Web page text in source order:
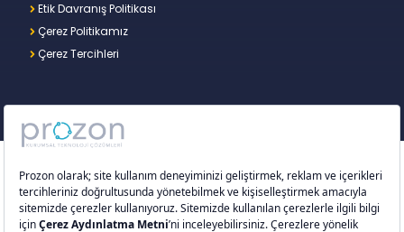
Etik Davranış Politikası
Çerez Politikamız
Çerez Tercihleri
Copyright © 2026 – Prozon. Prozon markası ve
Prozon Kurumsal Teknoloji Çözümleri Anonim
Şirketi,Proventus Danışmanlık Limited Şirketi’nin